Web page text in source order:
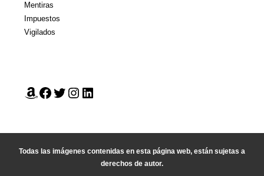
Mentiras
Impuestos
Vigilados
Todas las imágenes contenidas en esta página web, están sujetas a
derechos de autor.